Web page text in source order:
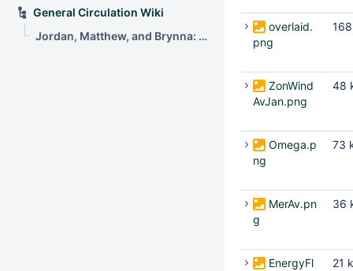
General Circulation Wiki
Jordan, Matthew, and Brynna: Project 4, the General Circulation
overlaid.
png
ZonWind
AvJan.png
48
Omega.p
ng
73
MerAv.pn
g
36
EnergyFl
21